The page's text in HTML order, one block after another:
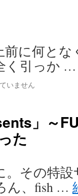
に何と
く引っか
いません
」～
た
その特設
ん、fish …